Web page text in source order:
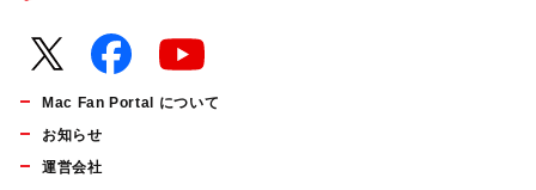
Mac Fan Portal について
お知らせ
運営会社